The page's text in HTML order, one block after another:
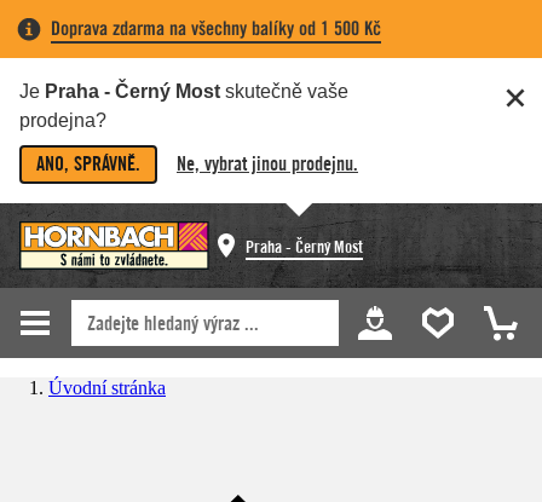
Doprava zdarma na všechny balíky od 1 500 Kč
Je Praha - Černý Most skutečně vaše
prodejna?
ANO, SPRÁVNĚ. Ne, vybrat jinou prodejnu.
Praha - Černý Most
Úvodní stránka